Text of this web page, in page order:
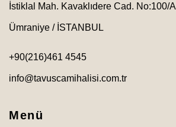
İstiklal Mah. Kavaklıdere Cad. No:100/A
Ümraniye / İSTANBUL
+90(216)461 4545
info@tavuscamihalisi.com.tr
Menü